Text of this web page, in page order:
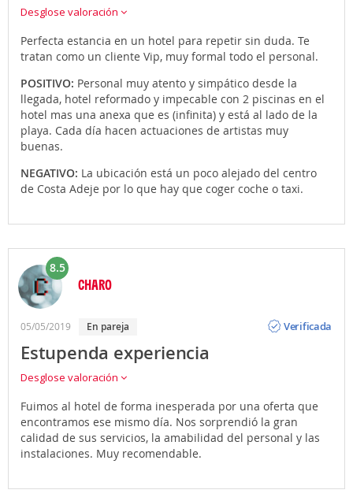
Desglose valoración
Perfecta estancia en un hotel para repetir sin duda. Te
tratan como un cliente Vip, muy formal todo el personal.
POSITIVO: Personal muy atento y simpático desde la
llegada, hotel reformado y impecable con 2 piscinas en el
hotel mas una anexa que es (infinita) y está al lado de la
playa. Cada día hacen actuaciones de artistas muy
buenas.
NEGATIVO: La ubicación está un poco alejado del centro
de Costa Adeje por lo que hay que coger coche o taxi.
8.5
CHARO
05/05/2019 en pareja
Verificada
Estupenda experiencia
Desglose valoración
Fuimos al hotel de forma inesperada por una oferta que
encontramos ese mismo día. Nos sorprendió la gran
calidad de sus servicios, la amabilidad del personal y las
instalaciones. Muy recomendable.